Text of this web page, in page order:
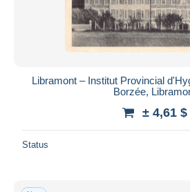
Libramont – Institut Provincial
Borzée,
± 4,61 $
Status